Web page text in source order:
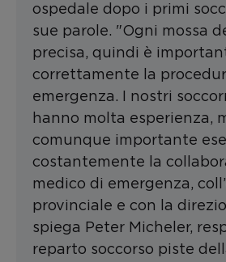
ospedale dopo i primi
sue parole. "Ogni mossa
precisa, quindi è
correttamente la
emergenza. I nostri
hanno molta esperienza,
comunque importante
costantemente la
medico di emergenza,
provinciale e con la
spiega Peter Micheler,
reparto soccorso piste